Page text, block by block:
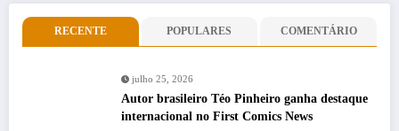
RECENTE POPULARES COMENTÁRIO
julho 25, 2026
Autor brasileiro Téo Pinheiro ganha destaque
internacional no First Comics News